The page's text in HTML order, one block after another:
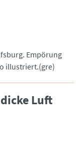
Empörung
illustriert.(gre)
Luft